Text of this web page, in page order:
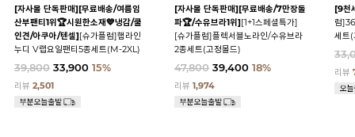
[자사몰 단독판매][무료배송/여름임
산부팬티1위🏆시원한소재💙냉감/쿨
인견/아쿠아/텐셀][슈가플럼]햄라인
누디 V랩요일팬티5종세트(M-2XL)
39,800 33,900 15%
리뷰 2,501
[자사몰 단독판매][무료배송/7만장돌
파🏆/수유브라1위][1+1스페셜특가]
[슈가플럼]플렉서블노라인/수유브라
2종세트(고정몰드)
47,800 39,400 18%
리뷰1,974
[9천
럼
세트
리뷰